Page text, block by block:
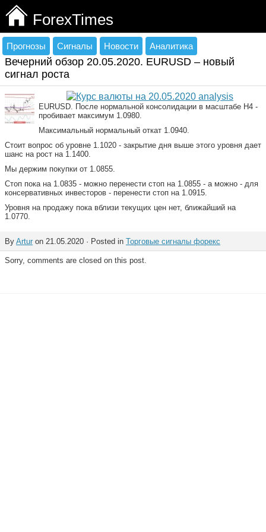
ForexTimes
Прогнозы Сигналы Новости Аналитика
Вечерний обзор 20.05.2020. EURUSD – новый
сигнал роста
EURUSD. После нормальной консолидации в масштабе Н4 -
пробивает максимум 1.0980.
Максимальный нормальный откат 1.0940.
Стоит вопрос об уровне 1.1020 - закрытие дня выше этого уровня дает
шанс на рост на 1.1400.
Мы держим покупки от 1.0855.
Стоп пока на 1.0835 - можно перенести стоп на 1.0855 - а можно - для
консервативных инвесторов - перенести стоп на 1.0915.
Уровня на продажу пока вблизи текущих цен нет, ближайший на
1.0770.
By Artur on 21.05.2020 · Posted in Торговые сигналы форекс
Sorry, comments are closed on this post.